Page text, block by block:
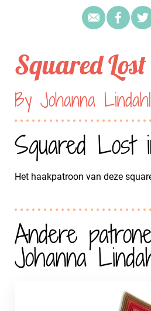
Squared
By Johanna Lindahl
Squared Lost
Het haakpatroon van deze
Andere
Johanna